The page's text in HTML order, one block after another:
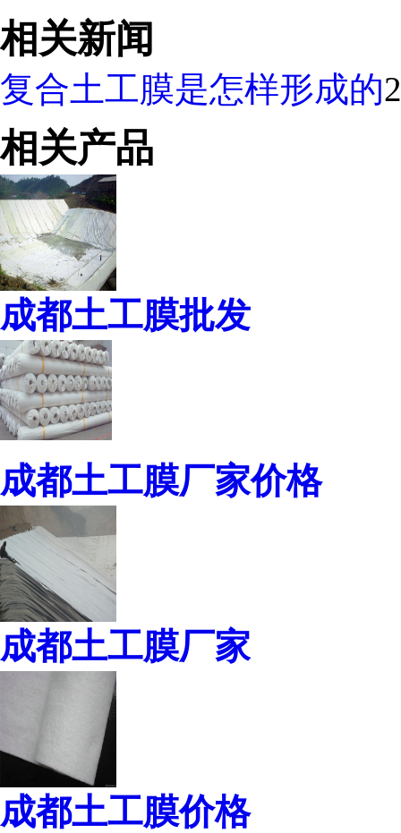
相关新闻
复合土工膜是怎样形成的
相关产品
成都土工膜批发
成都土工膜厂家价格
成都土工膜厂家
成都土工膜价格